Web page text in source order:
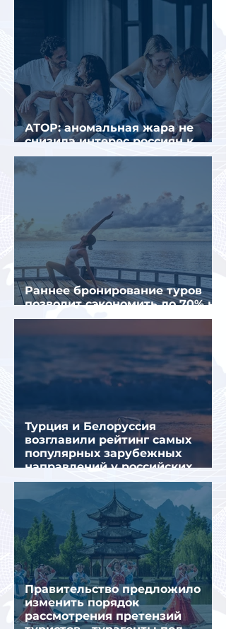
АТОР: аномальная жара не
снизила интерес россиян к
летнему отдыху в Европе
Раннее бронирование туров
позволит сэкономить до 70% на
летнем отдыхе — АТОР
Турция и Белоруссия
возглавили рейтинг самых
популярных зарубежных
направлений у российских
туристов летом
Правительство предложило
изменить порядок
рассмотрения претензий